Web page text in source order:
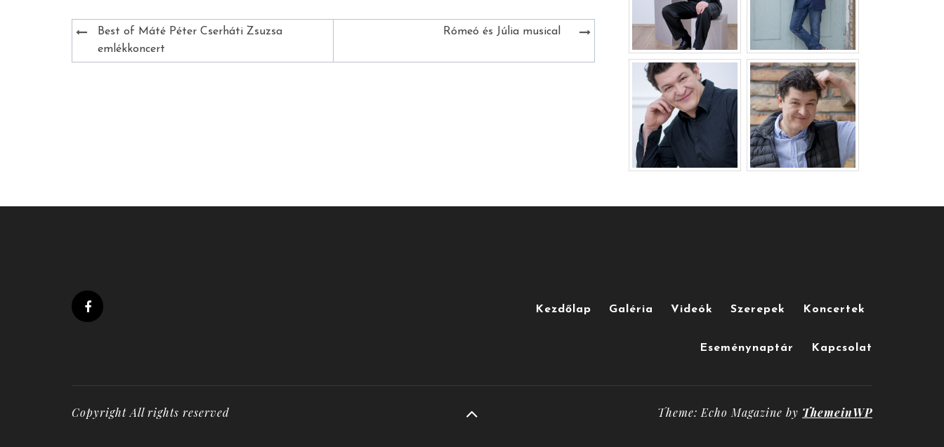
Bejegyzés
navigáció
Best of Máté Péter Cserháti Zsuzsa
emlékkoncert
Rómeó és Júlia musical
Kezdőlap Galéria Videók Szerepek Koncertek
Eseménynaptár Kapcsolat
Copyright All rights reserved Theme: Echo Magazine by ThemeinWP